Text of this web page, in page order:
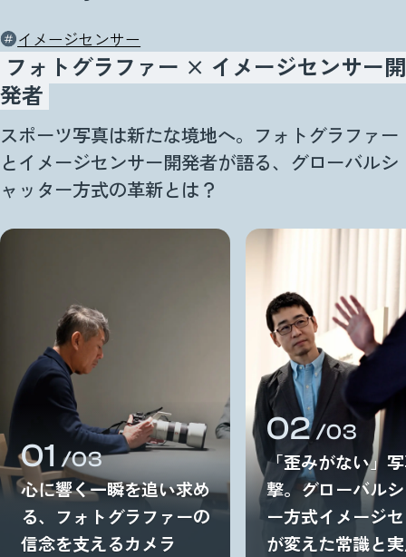
イメージセンサー
フォトグラファー × イメージセンサー開
発者
スポーツ写真は新たな境地へ。フォトグラファー
とイメージセンサー開発者が語る、グローバルシ
ャッター方式の革新とは？
01 /03
心に響く一瞬を追い求め
る、フォトグラファーの
信念を支えるカメラ
02 /03
「歪みがない」
撃。グローバル
ー方式イメージ
が変えた常識と